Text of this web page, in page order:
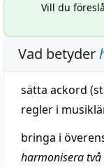
Vill du
Vad betyder
sätta ackord
regler i
bringa i
harmonisera